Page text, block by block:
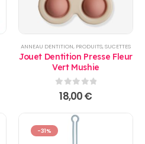
ANNEAU DENTITION, PRODUITS,SUCETTES
Jouet Dentition Presse Fleur
Vert Mushie
0sur 5
18,00€
-31%